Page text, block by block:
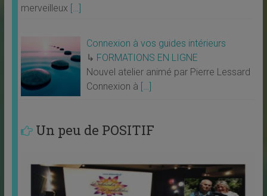
merveilleux […]
Connexion à vos guides intérieurs
↳ FORMATIONS EN LIGNE
Nouvel atelier animé par Pierre Lessard
Connexion à […]
Un peu de POSITIF